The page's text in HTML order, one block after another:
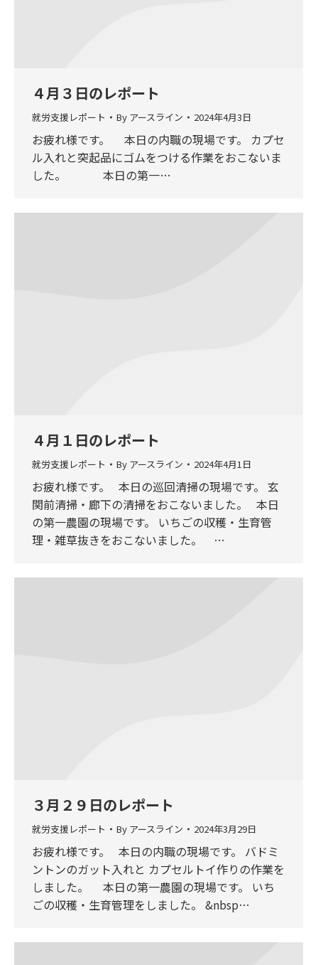
４月３日のレポート
就労支援レポート By アースライン 2024年4月3日
お疲れ様です。 本日の内職の現場です。 カプセ
ル入れと突起品にゴムをつける作業をおこないま
した。 本日の第一…
４月１日のレポート
就労支援レポート By アースライン 2024年4月1日
お疲れ様です。 本日の巡回清掃の現場です。 玄
関前清掃・廊下の清掃をおこないました。 本日
の第一農園の現場です。 いちごの収穫・生育管
理・雑草抜きをおこないました。 …
３月２９日のレポート
就労支援レポート By アースライン 2024年3月29日
お疲れ様です。 本日の内職の現場です。 バドミ
ントンのガット入れと カプセルトイ作りの作業を
しました。 本日の第一農園の現場です。 いち
ごの収穫・生育管理をしました。 &nbsp…